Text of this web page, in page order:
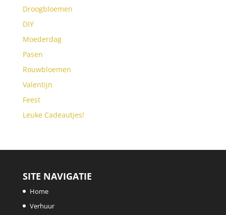
Droogbloemen
DIY
Moederdag
Pasen
Rouwbloemen
Valentijn
Feest
Leuke Cadeautjes!
SITE NAVIGATIE
Home
Verhuur